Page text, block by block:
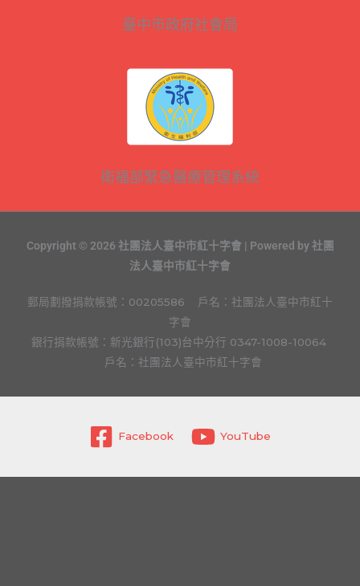
臺中市政府社會局
衛福部緊急醫療管理系統
Copyright © 2026 社團法人臺中市紅十字會 | Powered by 社團
法人臺中市紅十字會
郵局劃撥捐款帳號：00205586 戶名：社團法人臺中市紅十
字會
銀行捐款帳號：新光銀行(103)台中分行 0347-1008-10064
戶名：社團法人臺中市紅十字會
Facebook YouTube